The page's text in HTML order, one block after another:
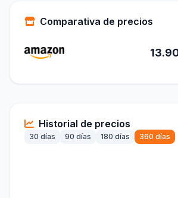
Comparativa de precios
Historial de precios
30 días 90 días 180 días 360 días